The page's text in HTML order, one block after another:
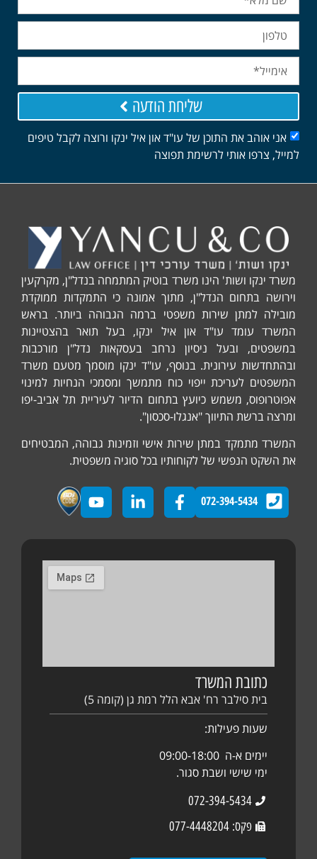
אני אוהב את התוכן של עו"ד און איל ינקו ורוצה לקבל טיפים
למייל, צרפו אותי לרשימת תפוצה
שליחת הודעה
משרד ינקו ושות' הינו משרד בוטיק המתמחה בנדל"ן, מקרקעין
וירושה בתחום הנדל"ן, מתוך אמונה כי התמקדות ממוקדת
מובילה למתן שירות משפטי ברמה הגבוהה ביותר. בראש
המשרד עומד עו"ד און איל ינקו, בעל תואר בהצטיינות
במשפטים, ובעל ניסיון נרחב בעסקאות נדל"ן מורכבות
ובהתחדשות עירונית. בנוסף, עו"ד ינקו מוסמך מטעם משרד
המשפטים לעריכת ייפוי כוח מתמשך ומסמכי הנחיות למינוי
אפוטרופוס, משמש כיועץ בתחום הדיור לעיריית תל אביב-יפו
ומרצה ברשת התיווך "אנגלו-סכסון".
המשרד מתמקד במתן שירות אישי וזמינות גבוהה, המבטיחים
את השקט הנפשי של לקוחותיו בכל סוגיה משפטית.
072-394-5434
כתובת המשרד
בית סילבר רח' אבא הלל רמת גן (קומה 5)
שעות פעילות:
יימים א-ה 09:00-18:00
ימי שישי ושבת סגור.
072-394-5434
פקס: 077-4448204